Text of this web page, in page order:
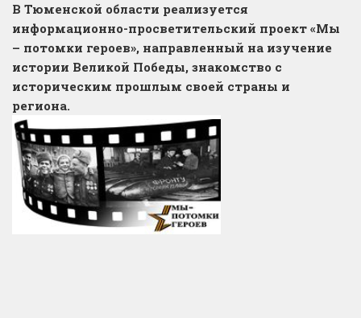
В Тюменской области реализуется
информационно-просветительский проект «Мы
– потомки героев», направленный на изучение
истории Великой Победы, знакомство с
историческим прошлым своей страны и
региона.